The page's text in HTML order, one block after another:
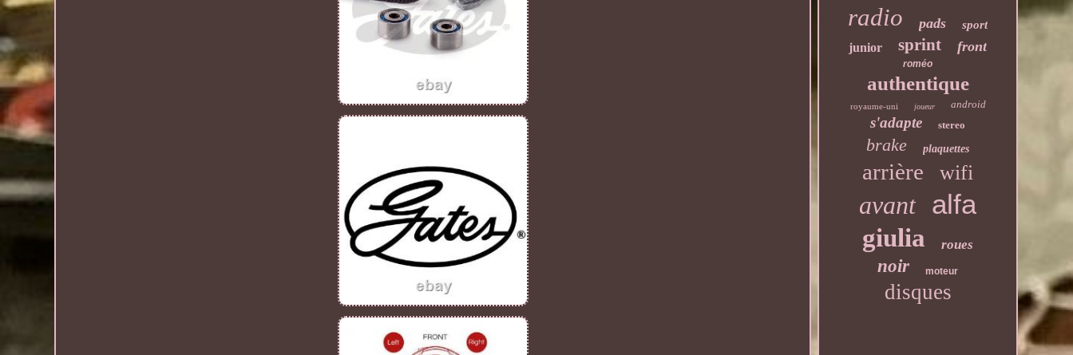
radio pads sport
junior sprint front
roméo
authentique
royaume-uni joueur android
s'adapte stereo
brake plaquettes
arrière wifi
avant alfa
giulia roues
noir moteur
disques